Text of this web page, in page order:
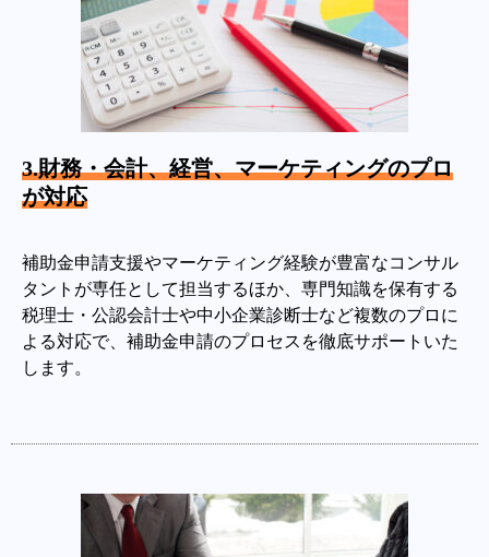
3.財務・会計、経営、マーケティングのプロ
が対応
補助金申請支援やマーケティング経験が豊富なコンサル
タントが専任として担当するほか、専門知識を保有する
税理士・公認会計士や中小企業診断士など複数のプロに
よる対応で、補助金申請のプロセスを徹底サポートいた
します。